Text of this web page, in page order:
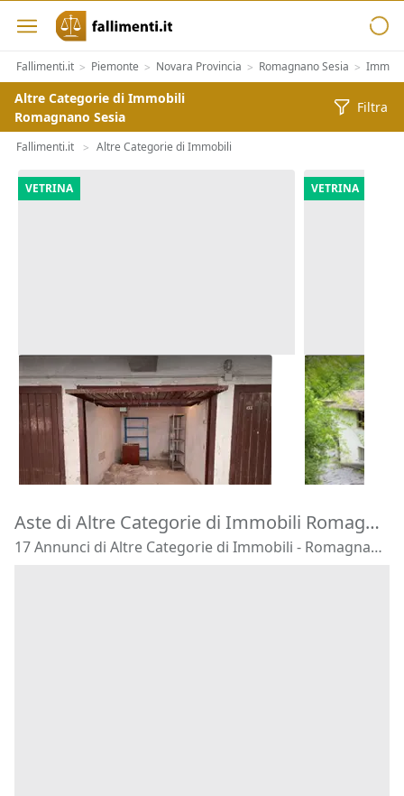
Fallimenti.it > Piemonte > Novara Provincia > Romagnano Sesia >
Altre Categorie di Immobili
Romagnano Sesia
Filtra
Fallimenti.it > Altre Categorie di Immobili
VETRINA
Asta Garage al piano interrato
Varese (Varese)
4.230 €
18/09/2026
VETRINA
Asta
Laino
30.000 €
27/10/2026
Aste di Altre Categorie di Immobili Romagnano Sesia
17 Annunci di Altre Categorie di Immobili - Romagnano Sesia